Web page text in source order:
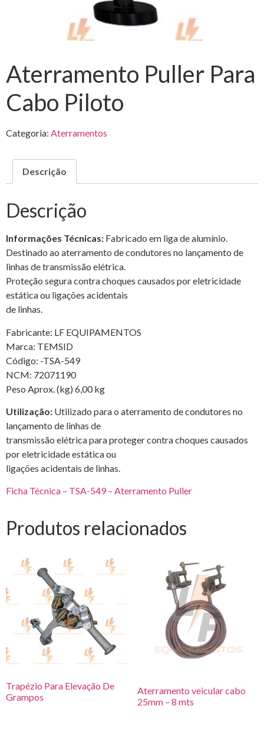
Aterramento Puller Para
Cabo Piloto
Categoria: Aterramentos
Descrição
Descrição
Informações Técnicas: Fabricado em liga de alumínio.
Destinado ao aterramento de condutores no lançamento de
linhas de transmissão elétrica.
Proteção segura contra choques causados por eletricidade
estática ou ligações acidentais
de linhas.
Fabricante: LF EQUIPAMENTOS
Marca: TEMSID
Código: -TSA-549
NCM: 72071190
Peso Aprox. (kg) 6,00 kg
Utilização: Utilizado para o aterramento de condutores no
lançamento de linhas de
transmissão elétrica para proteger contra choques causados
por eletricidade estática ou
ligações acidentais de linhas.
Ficha Técnica – TSA-549 – Aterramento Puller
Produtos relacionados
Trapézio Para Elevação De
Grampos
Aterramento veicular cabo
25mm – 8 mts